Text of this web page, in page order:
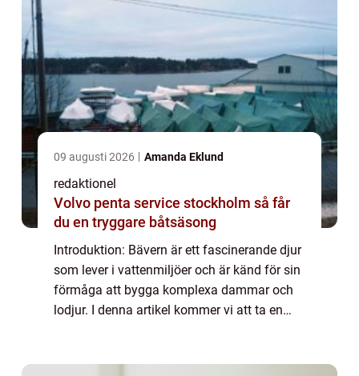
09 augusti 2026 Amanda Eklund
redaktionel
Volvo penta service stockholm så får
du en tryggare båtsäsong
Introduktion: Bävern är ett fascinerande djur
som lever i vattenmiljöer och är känd för sin
förmåga att bygga komplexa dammar och
lodjur. I denna artikel kommer vi att ta en